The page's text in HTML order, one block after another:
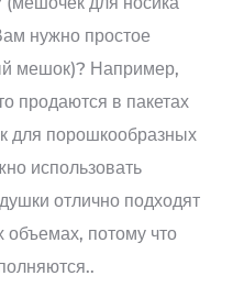
нужно простое
мешок)? Например,
продаются в пакетах
для порошкообразных
использовать
отлично подходят
объемах, потому что